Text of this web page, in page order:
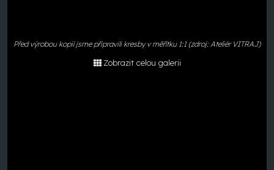
Před výrobou kopií jsme připravili kresby v měřítku 1:1 (zdroj: Ateliér VITRAJ)
Zobrazit celou galerii